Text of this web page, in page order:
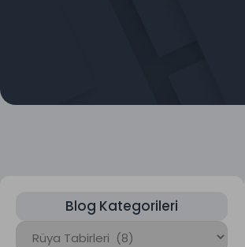
Blog Kategorileri